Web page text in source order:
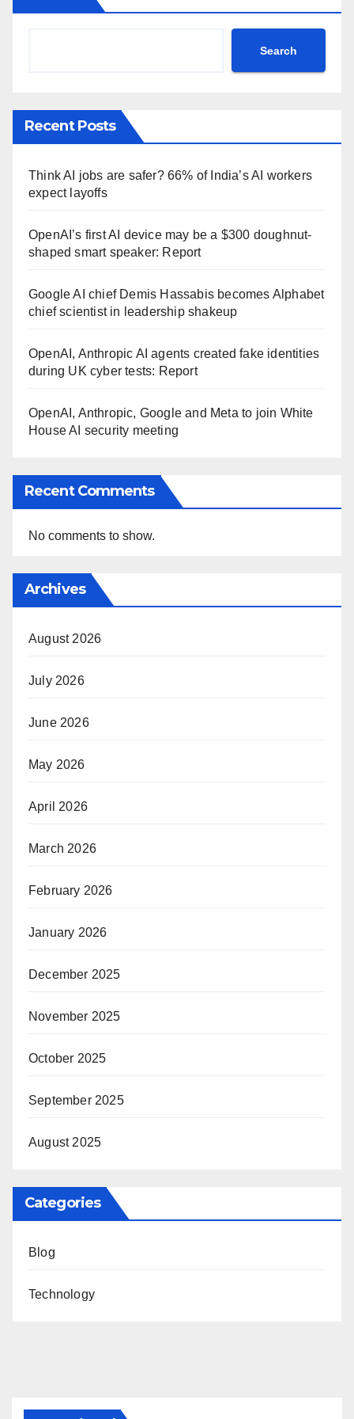
Search
Recent Posts
Think AI jobs are safer? 66% of India’s AI workers
expect layoffs
OpenAI’s first AI device may be a $300 doughnut-
shaped smart speaker: Report
Google AI chief Demis Hassabis becomes Alphabet
chief scientist in leadership shakeup
OpenAI, Anthropic AI agents created fake identities
during UK cyber tests: Report
OpenAI, Anthropic, Google and Meta to join White
House AI security meeting
Recent Comments
No comments to show.
Archives
August 2026
July 2026
June 2026
May 2026
April 2026
March 2026
February 2026
January 2026
December 2025
November 2025
October 2025
September 2025
August 2025
Categories
Blog
Technology